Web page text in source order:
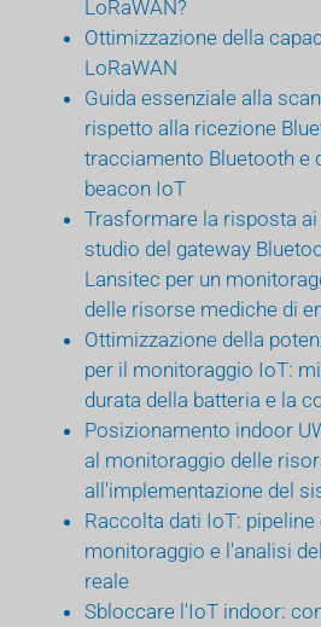
LoRaWAN?
Ottimizzazione della
LoRaWAN
Guida essenziale alla
rispetto alla ricezione
tracciamento Bluetooth e
beacon IoT
Trasformare la risposta
studio del gateway
Lansitec per un
delle risorse mediche di
Ottimizzazione della
per il monitoraggio IoT:
durata della batteria e la
Posizionamento indoor
al monitoraggio delle
all'implementazione del
Raccolta dati IoT:
monitoraggio e l'analisi
reale
Sbloccare l'IoT indoor: